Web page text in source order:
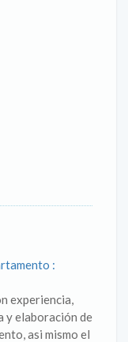
:
experiencia,
y elaboración de
asi mismo el